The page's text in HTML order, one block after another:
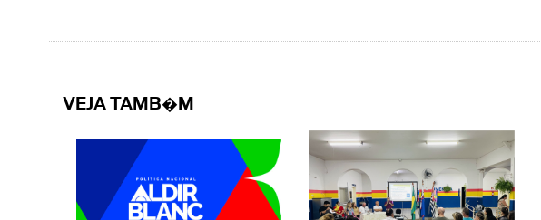
VEJA TAMB�M